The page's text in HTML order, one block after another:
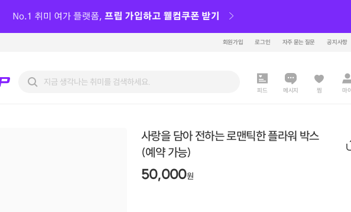
회원가입 로그인 자주 묻는 질문 공지사항
피드 메시지 찜 마
사랑을 담아 전하는 로맨틱한 플라워 박스
(예약 가능)
50,000원